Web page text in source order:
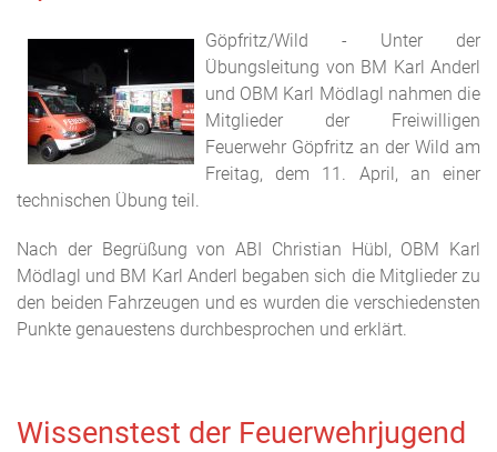
Göpfritz/Wild - Unter der
Übungsleitung von BM Karl Anderl
und OBM Karl Mödlagl nahmen die
Mitglieder der Freiwilligen
Feuerwehr Göpfritz an der Wild am
Freitag, dem 11. April, an einer
technischen Übung teil.
Nach der Begrüßung von ABI Christian Hübl, OBM Karl
Mödlagl und BM Karl Anderl begaben sich die Mitglieder zu
den beiden Fahrzeugen und es wurden die verschiedensten
Punkte genauestens durchbesprochen und erklärt.
Wissenstest der Feuerwehrjugend